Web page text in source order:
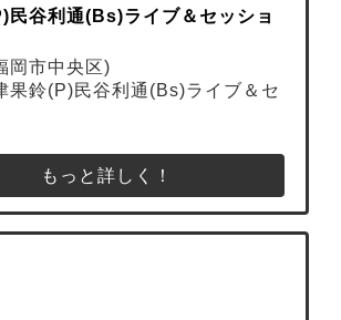
谷利通(Bs)ライブ＆セッショ
岡市中央区)
鈴(P)民谷利通(Bs)ライブ＆セ
もっと詳しく！